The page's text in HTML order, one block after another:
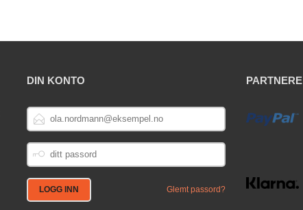
DIN KONTO
E-
POSTADRESSE
DITT
PASSORD
Glemt passord?
PARTNERE